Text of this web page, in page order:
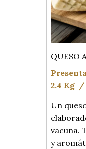
QUESO
2.4 Kg /
Un
vacuna.
y